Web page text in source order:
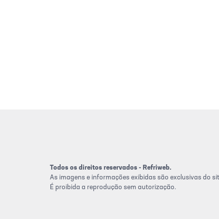
Todos os direitos reservados - Refriweb.
As imagens e informações exibidas são exclusivas do
É proibida a reprodução sem autorização.